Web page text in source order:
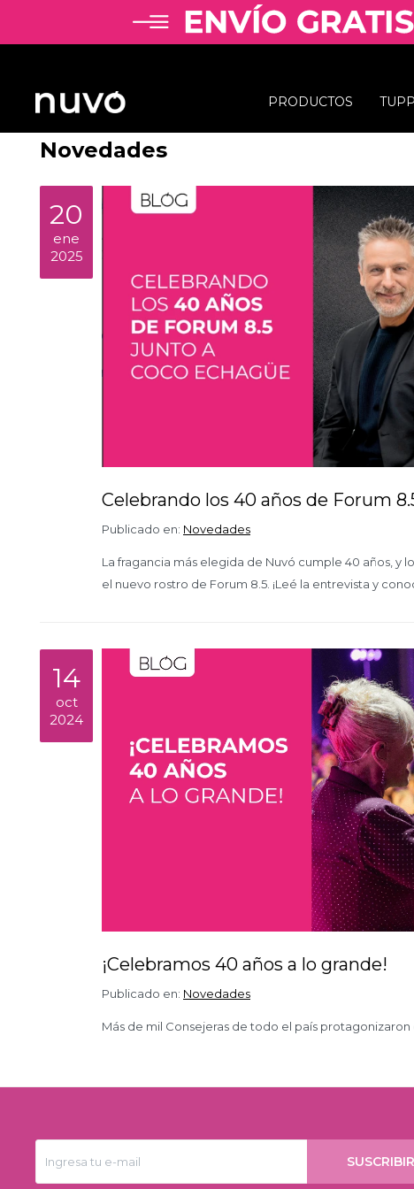
PRODUCTOS
Novedades
Celebrando los 40 años de Forum
20
ene
2025
Publicado en: Novedades
La fragancia más elegida de Nuvó cumple 40 años, y
el nuevo rostro de Forum 8.5. ¡Leé la entrevista y
¡Celebramos 40 años a lo grande!
14
oct
2024
Publicado en: Novedades
Más de mil Consejeras de todo el país